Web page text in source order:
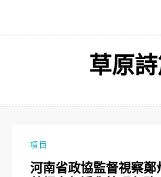
主
草原
項目
河南省政協監督視察鄭